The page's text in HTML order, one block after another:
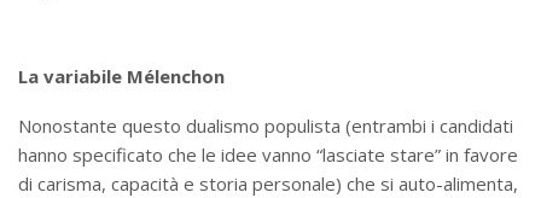
La variabile Mélenchon
Nonostante questo dualismo populista (entrambi i candidati
hanno specificato che le idee vanno “lasciate stare” in favore
di carisma, capacità e storia personale) che si auto-alimenta,